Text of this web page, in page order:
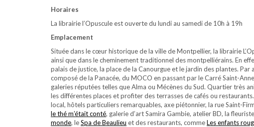
Horaires
La librairie l’Opuscule est ouverte du lundi au samedi de 10h à 19h
Emplacement
Située dans le cœur historique de la ville de Montpellier, la librairie
ainsi que dans le cheminement traditionnel des montpelliérains. En
palais de justice, la place de la Canourgue et le jardin des plantes.
composé de la Panacée, du MOCO en passant par le Carré Saint-
galeries réputées telles que Alma ou Mécènes du Sud. Quartier très
les différentes places et profiter des terrasses de cafés ou
local, hôtels particuliers remarquables, axe piétonnier, la rue Saint-
le thé m’était conté, galerie d’art Samira Gambie, atelier BD, la
monde, leSpa de Beaulieu et des restaurants, commeLes enfants